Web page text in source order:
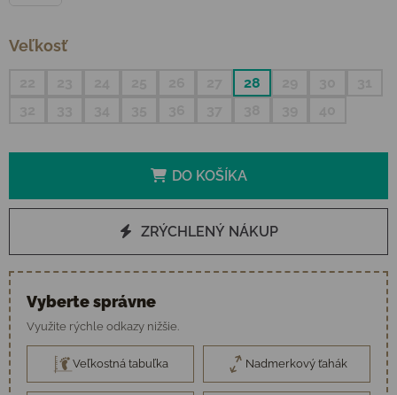
Veľkosť
28
DO KOŠÍKA
ZRÝCHLENÝ NÁKUP
Vyberte správne
Využite rýchle odkazy nižšie.
Veľkostná tabuľka Nadmerkový ťahák